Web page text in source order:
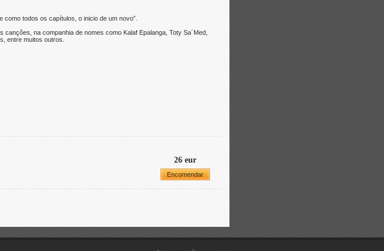
como todos os capítulos, o inicio de um novo”.
na companhia de nomes como Kalaf Epalanga, Toty Sa´Med,
entre muitos outros.
26 eur
Encomendar